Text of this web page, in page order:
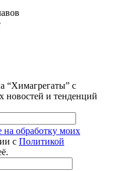
“Химагрегаты” с
новостей и тенденций
на обработку моих
с Политикой